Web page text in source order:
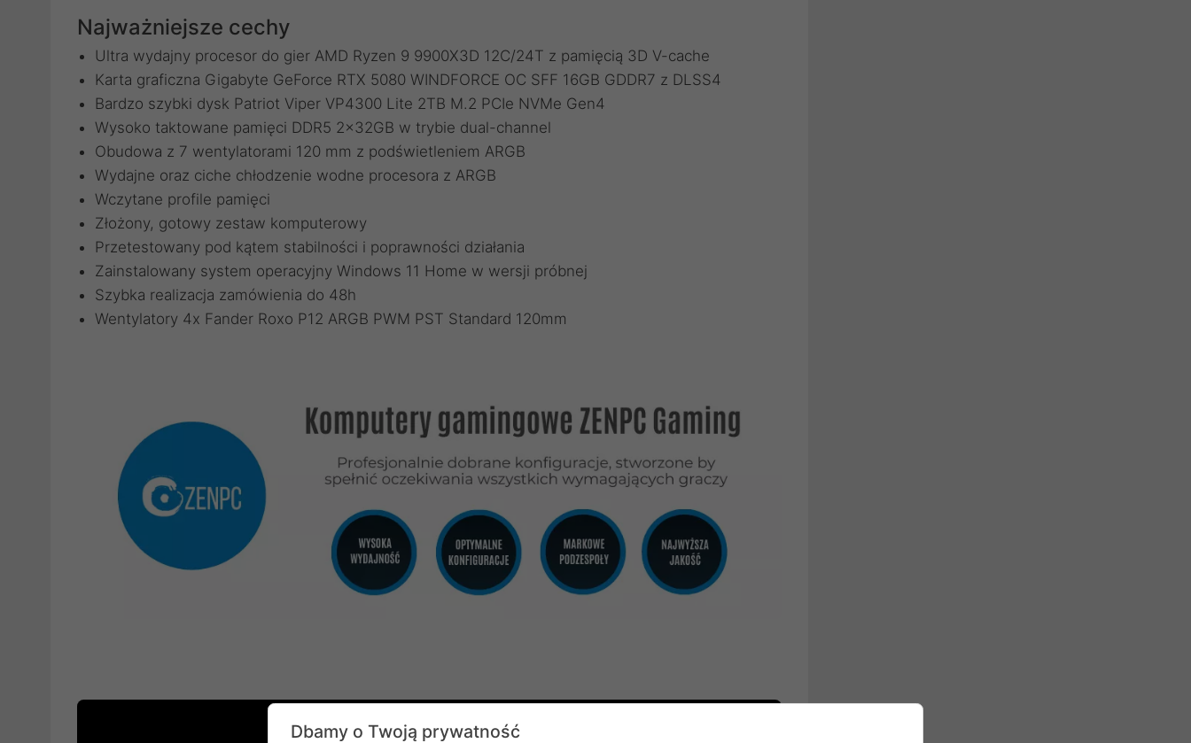
Najważniejsze cechy
Ultra wydajny procesor do gier AMD Ryzen 9 9900X3D 12C/24T z pamięcią 3D V-cache
Karta graficzna Gigabyte GeForce RTX 5080 WINDFORCE OC SFF 16GB GDDR7 z DLSS4
Bardzo szybki dysk Patriot Viper VP4300 Lite 2TB M.2 PCIe NVMe Gen4
Wysoko taktowane pamięci DDR5 2x32GB w trybie dual-channel
Obudowa z 7 wentylatorami 120 mm z podświetleniem ARGB
Wydajne oraz ciche chłodzenie wodne procesora z ARGB
Wczytane profile pamięci
Złożony, gotowy zestaw komputerowy
Przetestowany pod kątem stabilności i poprawności działania
Zainstalowany system operacyjny Windows 11 Home w wersji próbnej
Szybka realizacja zamówienia do 48h
Wentylatory 4x Fander Roxo P12 ARGB PWM PST Standard 120mm
Dbamy o Twoją prywatność